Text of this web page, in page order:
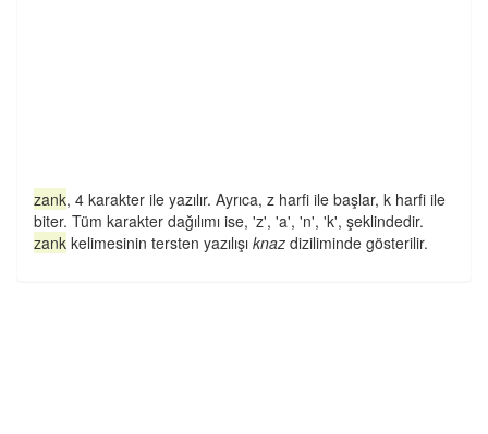
zank, 4 karakter ile yazılır. Ayrıca, z harfi ile başlar, k harfi ile
biter. Tüm karakter dağılımı ise, 'z', 'a', 'n', 'k', şeklindedir.
zank kelimesinin tersten yazılışı knaz diziliminde gösterilir.